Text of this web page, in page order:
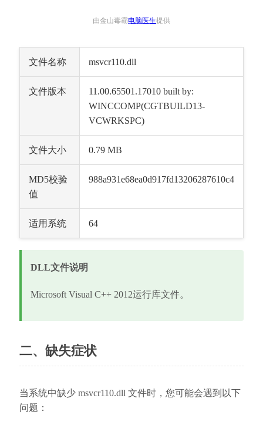
由金山毒霸电脑医生提供
文件名称 msvcr110.dll
文件版本
11.00.65501.17010 built by:
WINCCOMP(CGTBUILD13-
VCWRKSPC)
文件大小 0.79 MB
MD5校验
值
988a931e68ea0d917fd13206287610c4
适用系统 64
DLL文件说明
Microsoft Visual C++ 2012运行库文件。
二、缺失症状
当系统中缺少 msvcr110.dll 文件时，您可能会遇到以下
问题：